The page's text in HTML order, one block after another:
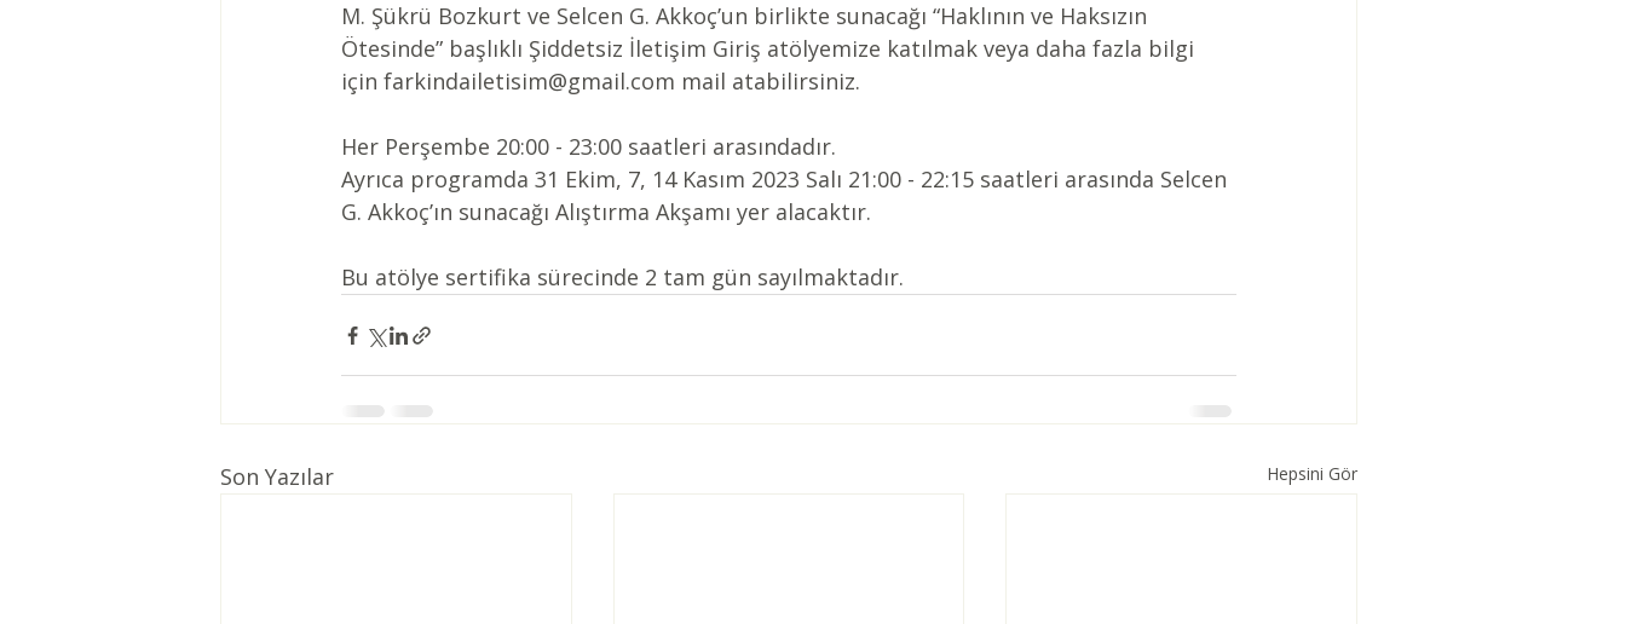
M. Şükrü Bozkurt ve Selcen G. Akkoç’un birlikte sunacağı “Haklının ve Haksızın
Ötesinde” başlıklı Şiddetsiz İletişim Giriş atölyemize katılmak veya daha fazla bilgi
için farkindailetisim@gmail.com mail atabilirsiniz.
Her Perşembe 20:00 - 23:00 saatleri arasındadır.
Ayrıca programda 31 Ekim, 7, 14 Kasım 2023 Salı 21:00 - 22:15 saatleri arasında Selcen
G. Akkoç’ın sunacağı Alıştırma Akşamı yer alacaktır.
Bu atölye sertifika sürecinde 2 tam gün sayılmaktadır.
Son Yazılar Hepsini Gör